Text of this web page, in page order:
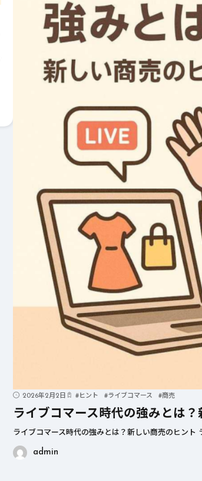
2026年8月5日 # 初心者
初心者でもわかる腕時
計の基本知識
一
イ
2026年2月2日 #ヒント #ライブコマース #商売
ライブコマース時代の強みとは？
ライブコマース時代の強みとは？新しい商売のヒント
admin